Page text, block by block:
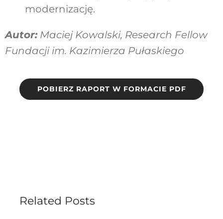
modernizację.
Autor:Maciej Kowalski, Research Fellow
Fundacji im. Kazimierza Pułaskiego
POBIERZ RAPORT W FORMACIE PDF
Related Posts